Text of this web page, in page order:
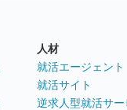
人材
就活エージェント
就活サイト
逆求人型就活サー